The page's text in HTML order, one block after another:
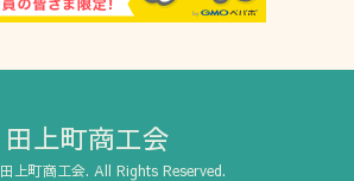
田上町商工会
田上町商工会. All Rights Reserved.